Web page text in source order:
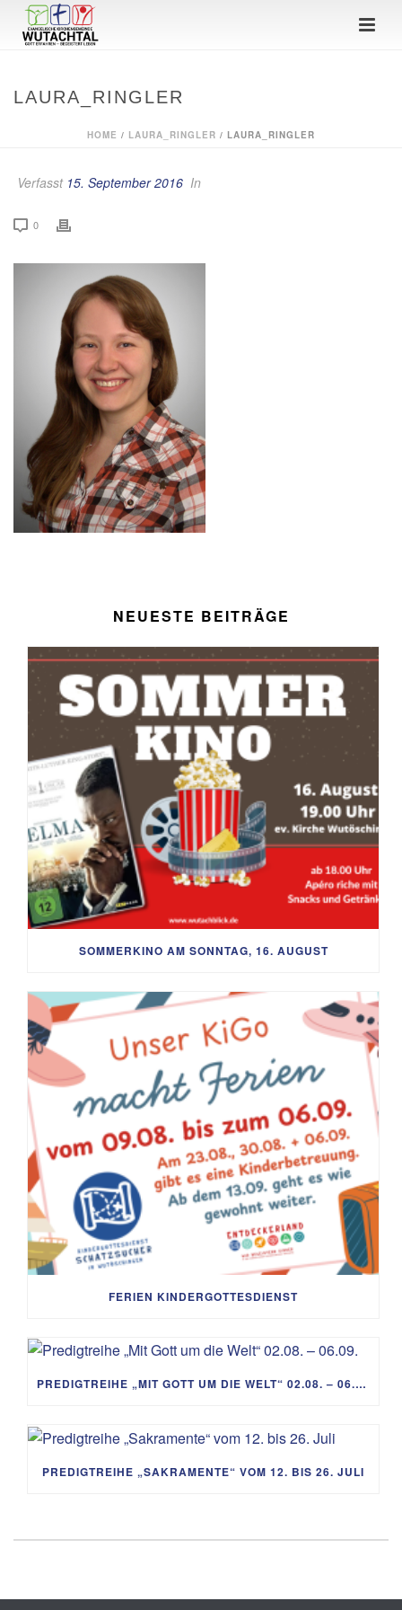
LAURA_RINGLER
HOME / LAURA_RINGLER / LAURA_RINGLER
Verfasst 15. September 2016 In
0
NEUESTE BEITRÄGE
SOMMERKINO AM SONNTAG, 16. AUGUST
FERIEN KINDERGOTTESDIENST
PREDIGTREIHE „MIT GOTT UM DIE WELT“ 02.08. – 06.09.
PREDIGTREIHE „SAKRAMENTE“ VOM 12. BIS 26. JULI